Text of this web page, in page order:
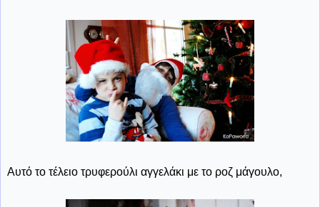
Αυτό το τέλειο τρυφερούλι αγγελάκι με το ροζ μάγουλο,